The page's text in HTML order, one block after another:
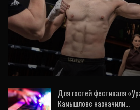
СПОРТ
Уральский спортсмен в
чемпионом
Для гостей фестиваля
Камышлове назначили…